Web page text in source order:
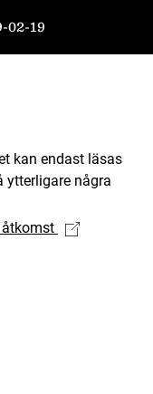
02-19
kan endast läsas
ytterligare några